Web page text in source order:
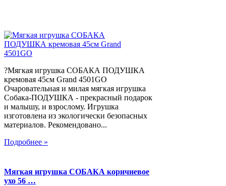
?Мягкая игрушка СОБАКА ПОДУШКА
кремовая 45см Grand 4501GO
Очаровательная и милая мягкая игрушка
Собака-ПОДУШКА - прекрасный подарок
и малышу, и взрослому. Игрушка
изготовлена из экологически безопасных
материалов. Рекомендовано...
Подробнее »
Мягкая игрушка СОБАКА коричневое
ухо 56 …